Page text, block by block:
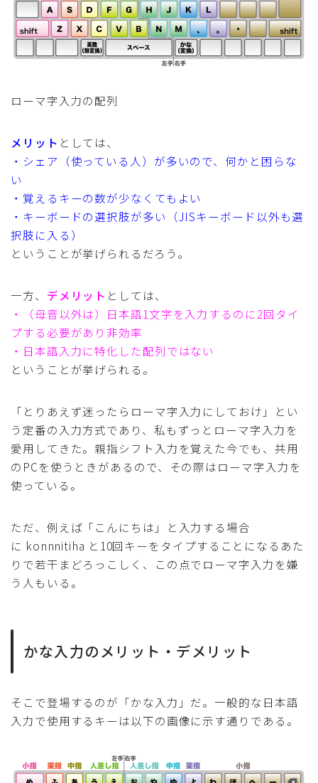
ローマ字入力の配列
メリット としては、
・シェア（使っている人）が多いので、何かと困らな
い
・覚えるキーの数が少なくてもよい
・キーボードの選択肢が多い（JISキーボード以外も選
択肢に入る）
ということが挙げられるだろう。
一方、 デメリット としては、
・（母音以外は）日本語1文字を入力するのに2回タイ
プする必要があり非効率
・日本語入力に特化した配列ではない
ということが挙げられる。
「とりあえず迷ったらローマ字入力にしておけ」とい
う定番の入力方式であり、私もずっとローマ字入力を
愛用してきた。親指シフト入力を覚えた今でも、共用
のPCを使うときがあるので、その際はローマ字入力を
使っている。
ただ、例えば「こんにちは」と入力する場合
に konnnitiha と10回キーをタイプすることになるあた
りで若干まどろっこしく、この点でローマ字入力を嫌
う人もいる。
かな入力のメリット・デメリット
そこで登場するのが「かな入力」だ。一般的な日本語
入力で使用するキーは以下の画像に示す通りである。